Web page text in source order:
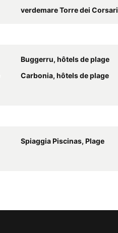
verdemare Torre dei Corsari
Buggerru, hôtels de plage
Carbonia, hôtels de plage
Spiaggia Piscinas, Plage